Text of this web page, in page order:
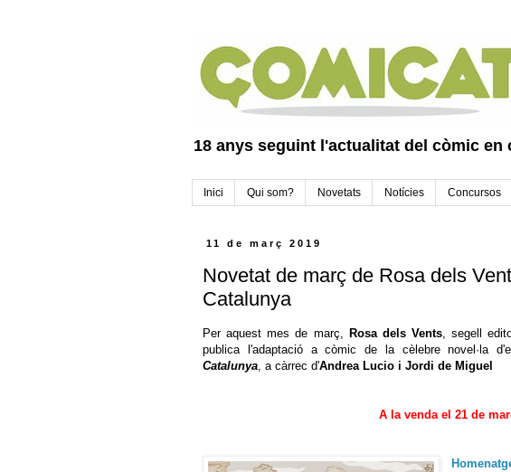
18 anys seguint l'actualitat del còmic en
Inici Qui som? Novetats Notícies Concursos
11 de març 2019
Novetat de març de Rosa dels
Catalunya
Per aquest mes de març, Rosa dels Vents, segell
publica l'adaptació a còmic de la cèlebre novel·la
Catalunya, a càrrec d'Andrea Lucio i Jordi de Miguel
A la venda el 21 de